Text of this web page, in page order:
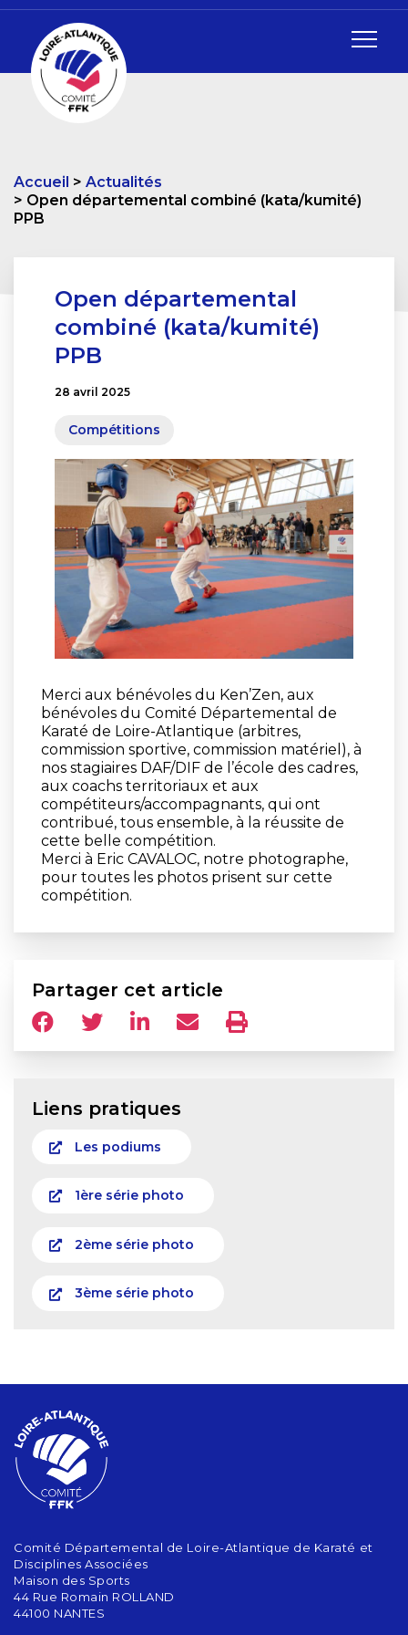
Accueil
Actualités
Open départemental combiné (kata/kumité)
PPB
Open départemental
combiné (kata/kumité)
PPB
28 avril 2025
Compétitions
Merci aux bénévoles du Ken’Zen, aux
bénévoles du Comité Départemental de
Karaté de Loire-Atlantique (arbitres,
commission sportive, commission matériel), à
nos stagiaires DAF/DIF de l’école des cadres,
aux coachs territoriaux et aux
compétiteurs/accompagnants, qui ont
contribué, tous ensemble, à la réussite de
cette belle compétition.
Merci à Eric CAVALOC, notre photographe,
pour toutes les photos prisent sur cette
compétition.
Partager cet article
Liens pratiques
Les podiums
1ère série photo
2ème série photo
3ème série photo
Comité Départemental de Loire-Atlantique de Karaté et
Disciplines Associées
Maison des Sports
44 Rue Romain ROLLAND
44100 NANTES